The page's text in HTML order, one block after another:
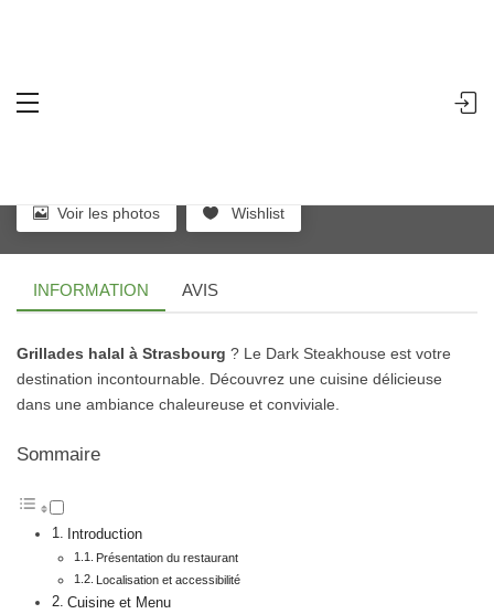
Strasbourg
Voir les photos Wishlist
INFORMATION AVIS
Grillades halal à Strasbourg ? Le Dark Steakhouse est votre
destination incontournable. Découvrez une cuisine délicieuse
dans une ambiance chaleureuse et conviviale.
Sommaire
Introduction
Présentation du restaurant
Localisation et accessibilité
Cuisine et Menu